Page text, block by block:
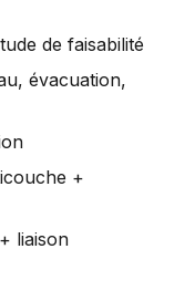
de faisabilité
évacuation,
+
liaison